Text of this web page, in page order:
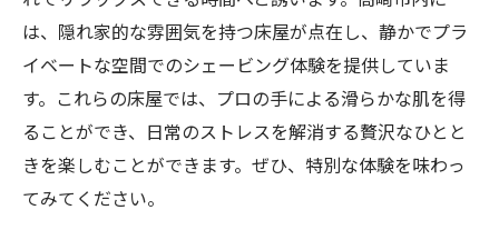
は、隠れ家的な雰囲気を持つ床屋が点在し、静かでプラ
イベートな空間でのシェービング体験を提供していま
す。これらの床屋では、プロの手による滑らかな肌を得
ることができ、日常のストレスを解消する贅沢なひとと
きを楽しむことができます。ぜひ、特別な体験を味わっ
てみてください。